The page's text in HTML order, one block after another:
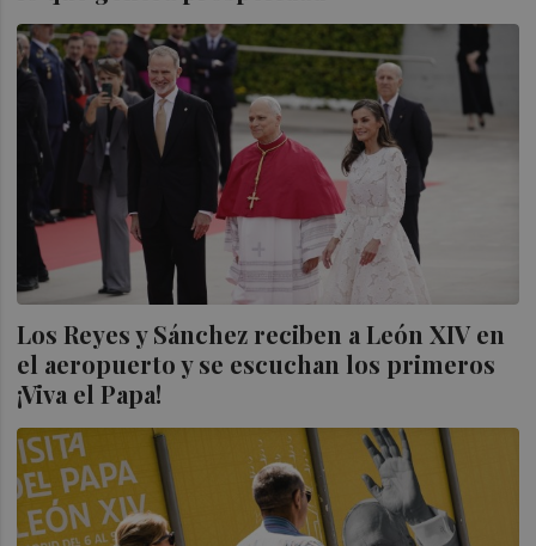
Los Reyes y Sánchez reciben a León XIV en
el aeropuerto y se escuchan los primeros
¡Viva el Papa!